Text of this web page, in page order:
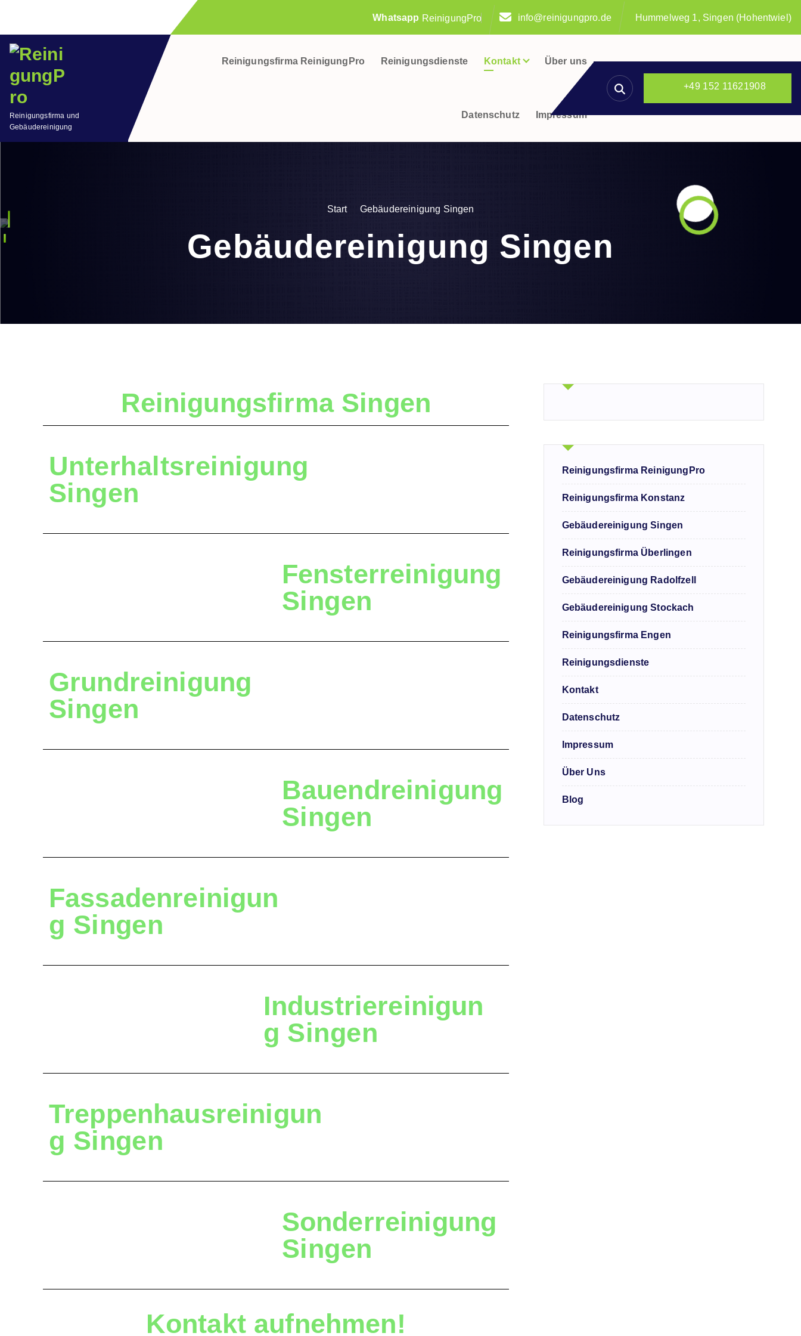
Whatsapp ReinigungPro info@reinigungpro.de Hummelweg 1, Singen (Hohentwiel)
Reinigungsfirma und
Gebäudereinigung
Reinigungsfirma ReinigungPro Reinigungsdienste Kontakt Über uns
Datenschutz Impressum
+49 152 11621908
Start Gebäudereinigung Singen
Gebäudereinigung Singen
Reinigungsfirma Singen
Unterhaltsreinigung
Singen
Fensterreinigung
Singen
Grundreinigung
Singen
Bauendreinigung
Singen
Fassadenreinigun
g Singen
Industriereinigun
g Singen
Treppenhausreinigun
g Singen
Sonderreinigung
Singen
Kontakt aufnehmen!
Reinigungsfirma ReinigungPro
Reinigungsfirma Konstanz
Gebäudereinigung Singen
Reinigungsfirma Überlingen
Gebäudereinigung Radolfzell
Gebäudereinigung Stockach
Reinigungsfirma Engen
Reinigungsdienste
Kontakt
Datenschutz
Impressum
Über Uns
Blog